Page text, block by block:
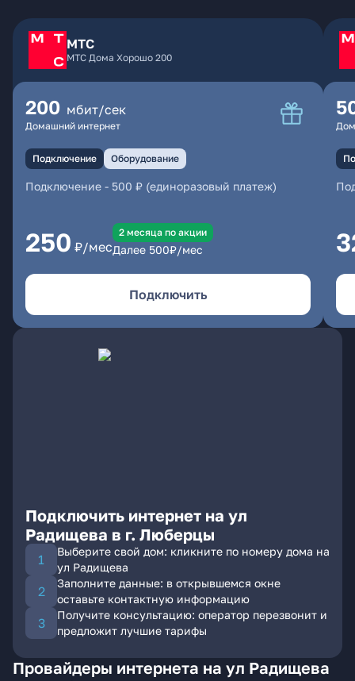
МТС
МТС Дома Хорошо 200
200 мбит/сек
Домашний интернет
Подключение Оборудование
Подключение - 500 ₽ (единоразовый платеж)
250 ₽/мес
2 месяцa по акции
Далее 500₽/мес
Подключить
Подключить интернет на ул
Радищева в г. Люберцы
Выберите свой дом: кликните по номеру дома на
ул Радищева
Заполните данные: в открывшемся окне
оставьте контактную информацию
Получите консультацию: оператор перезвонит и
предложит лучшие тарифы
Провайдеры интернета на ул Радищева